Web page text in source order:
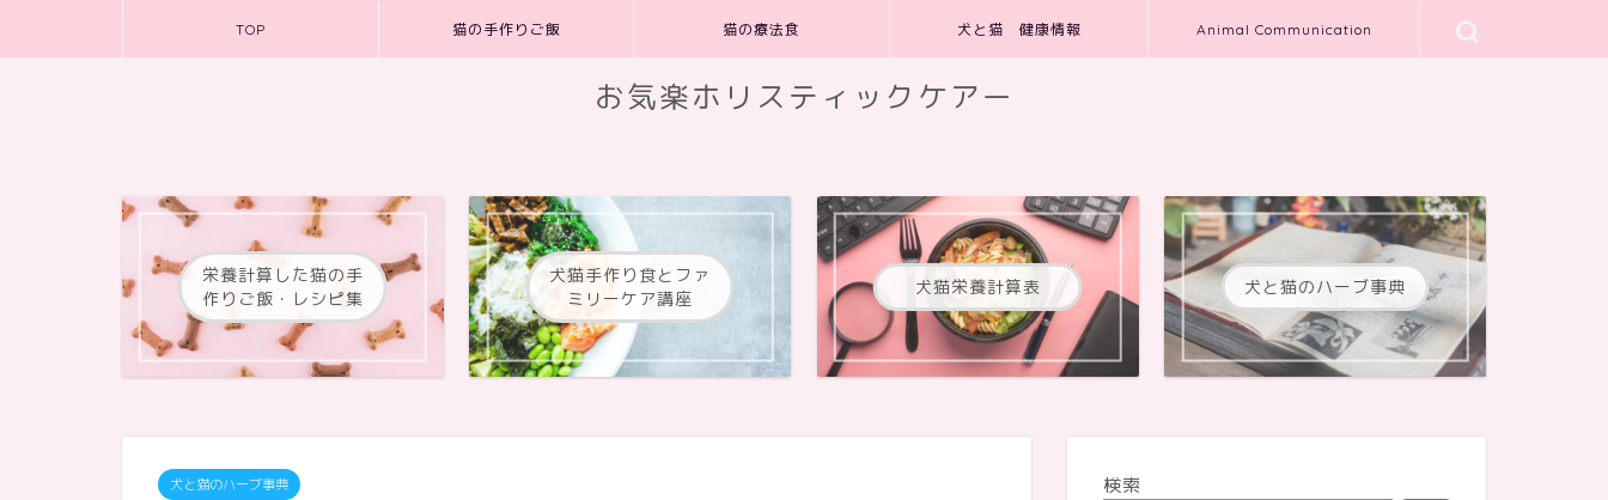
TOP 猫の手作りご飯 猫の療法食 犬と猫 健康情報 Animal Communication
お気楽ホリスティックケアー
栄養計算した猫の手
作りご飯・レシピ集
犬猫手作り食とファ
ミリーケア講座
犬猫栄養計算表 犬と猫のハーブ事典
犬と猫のハーブ事典 検索